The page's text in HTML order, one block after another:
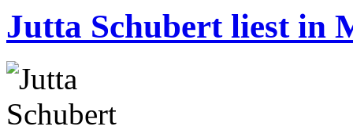
Jutta Schubert liest in